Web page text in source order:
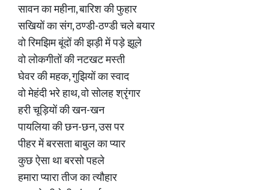
सावन का महीना, बारिश की फुहार
सखियों का संग, ठण्डी-ठण्डी चले बयार
वो रिमझिम बूंदों की झड़ी में पड़े झूले
वो लोकगीतों की नटखट मस्ती
घेवर की महक, गुझियों का स्वाद
वो मेहंदी भरे हाथ, वो सोलह श्रृंगार
हरी चूड़ियों की खन-खन
पायलिया की छन-छन, उस पर
पीहर में बरसता बाबुल का प्यार
कुछ ऐसा था बरसो पहले
हमारा प्यारा तीज का त्यौहार